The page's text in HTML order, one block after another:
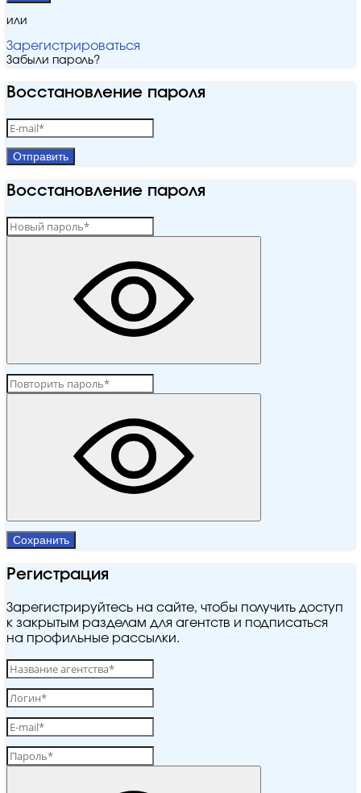
или
Зарегистрироваться
Забыли пароль?
Восстановление пароля
Отправить
Восстановление пароля
Сохранить
Регистрация
Зарегистрируйтесь на сайте, чтобы получить доступ
к закрытым разделам для агентств и подписаться
на профильные рассылки.